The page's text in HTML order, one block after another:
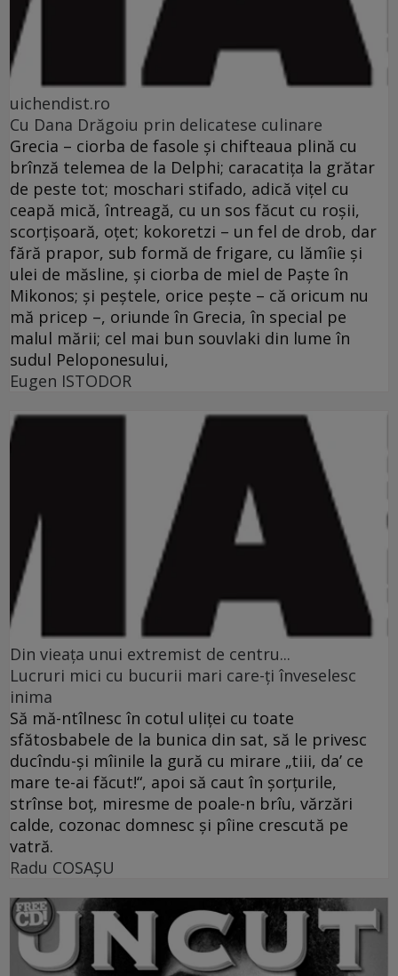
uichendist.ro
Cu Dana Drăgoiu prin delicatese culinare
Grecia – ciorba de fasole şi chifteaua plină cu
brînză telemea de la Delphi; caracatiţa la grătar
de peste tot; moschari stifado, adică viţel cu
ceapă mică, întreagă, cu un sos făcut cu roşii,
scorţişoară, oţet; kokoretzi – un fel de drob, dar
fără prapor, sub formă de frigare, cu lămîie şi
ulei de măsline, şi ciorba de miel de Paşte în
Mikonos; şi peştele, orice peşte – că oricum nu
mă pricep –, oriunde în Grecia, în special pe
malul mării; cel mai bun souvlaki din lume în
sudul Peloponesului,
Eugen ISTODOR
Din vieaţa unui extremist de centru...
Lucruri mici cu bucurii mari care-ţi înveselesc
inima
Să mă-ntîlnesc în cotul uliţei cu toate
sfătosbabele de la bunica din sat, să le privesc
ducîndu-şi mîinile la gură cu mirare „tiii, da’ ce
mare te-ai făcut!“, apoi să caut în şorţurile,
strînse boţ, miresme de poale-n brîu, vărzări
calde, cozonac domnesc şi pîine crescută pe
vatră.
Radu COSAŞU